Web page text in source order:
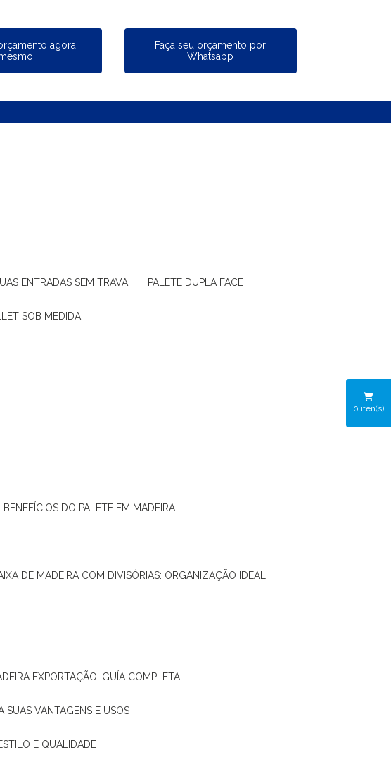
agora
Faça seu orçamento por
Whatsapp
ENTRADAS SEM TRAVA PALETE DUPLA FACE
SOB MEDIDA
BENEFÍCIOS DO PALETE EM MADEIRA
DE MADEIRA COM DIVISÓRIAS: ORGANIZAÇÃO IDEAL
EXPORTAÇÃO: GUÍA COMPLETA
SUAS VANTAGENS E USOS
E QUALIDADE
0 iten(s)